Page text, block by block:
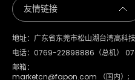
地址：广东省东莞市松山湖台湾高科
电话：0769-22898886（总机）
邮箱：
marketcn@fapon.com （国内）;